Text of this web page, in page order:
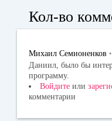
Кол-во
Михаил Семионенков •
Даниил, было бы
программу.
Войдите или
комментарии